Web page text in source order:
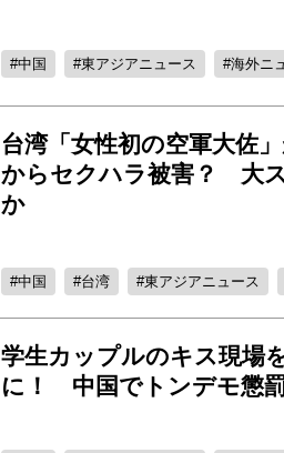
中国 東アジアニュース 海外ニ
台湾「女性初の空軍大佐
からセクハラ被害？ 大
か
中国 台湾 東アジアニュース
学生カップルのキス現場
に！ 中国でトンデモ懲